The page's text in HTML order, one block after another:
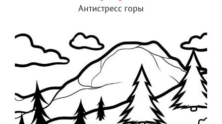
Антистресс горы